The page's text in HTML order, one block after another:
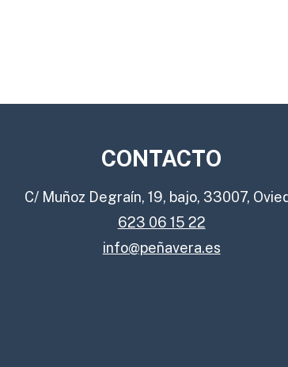
CONTACTO
C/ Muñoz Degraín, 19, bajo, 33007,
623 06 15 22
info@peñavera.es